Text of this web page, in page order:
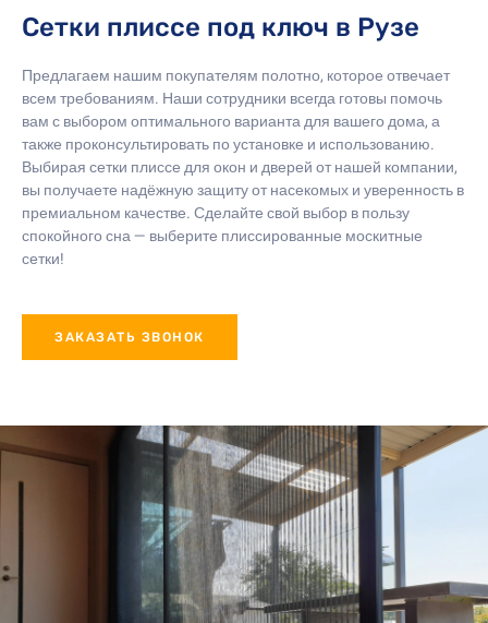
Сетки плиссе под ключ в Рузе
Предлагаем нашим покупателям полотно, которое отвечает
всем требованиям. Наши сотрудники всегда готовы помочь
вам с выбором оптимального варианта для вашего дома, а
также проконсультировать по установке и использованию.
Выбирая сетки плиссе для окон и дверей от нашей компании,
вы получаете надёжную защиту от насекомых и уверенность в
премиальном качестве. Сделайте свой выбор в пользу
спокойного сна — выберите плиссированные москитные
сетки!
ЗАКАЗАТЬ ЗВОНОК